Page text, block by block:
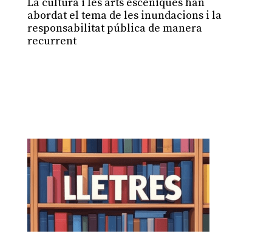
abordat el tema de les inundacions i la
responsabilitat pública de manera
recurrent